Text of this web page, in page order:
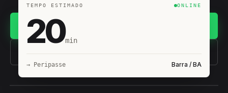
(11) 93407-8838
TEMPO ESTIMADO ONLINE
20min
→ Peripasse Barra / BA